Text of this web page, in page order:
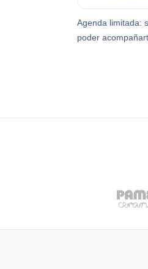
Agenda limitada:
poder